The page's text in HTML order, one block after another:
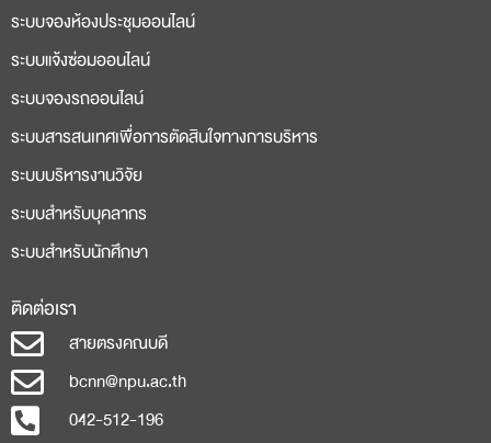
ระบบจองห้องประชุมออนไลน์
ระบบแจ้งซ่อมออนไลน์
ระบบจองรถออนไลน์
ระบบสารสนเทศเพื่อการตัดสินใจทางการบริหาร
ระบบบริหารงานวิจัย
ระบบสำหรับบุคลากร
ระบบสำหรับนักศึกษา
ติดต่อเรา
สายตรงคณบดี
bcnn@npu.ac.th
042-512-196